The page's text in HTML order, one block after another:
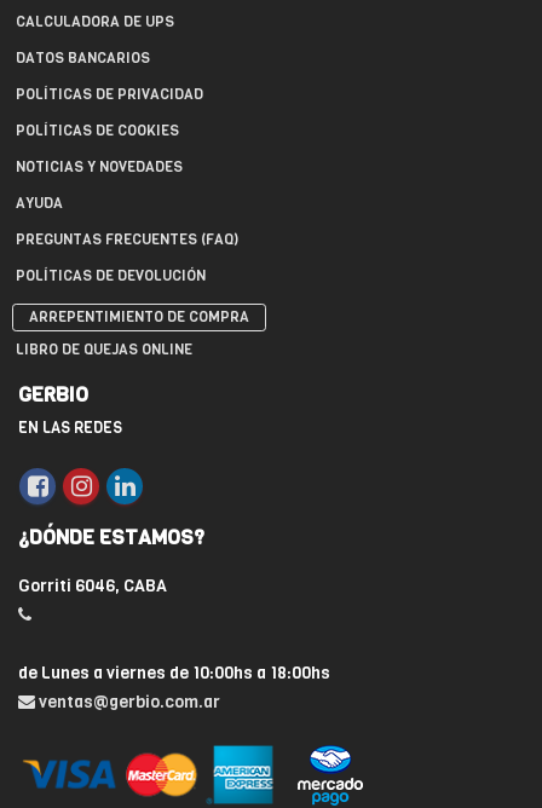
CALCULADORA DE UPS
DATOS BANCARIOS
POLÍTICAS DE PRIVACIDAD
POLÍTICAS DE COOKIES
NOTICIAS Y NOVEDADES
AYUDA
PREGUNTAS FRECUENTES (FAQ)
POLÍTICAS DE DEVOLUCIÓN
ARREPENTIMIENTO DE COMPRA
LIBRO DE QUEJAS ONLINE
GERBIO
EN LAS REDES
¿DÓNDE ESTAMOS?
Gorriti 6046, CABA
de Lunes a viernes de 10:00hs a 18:00hs
ventas@gerbio.com.ar